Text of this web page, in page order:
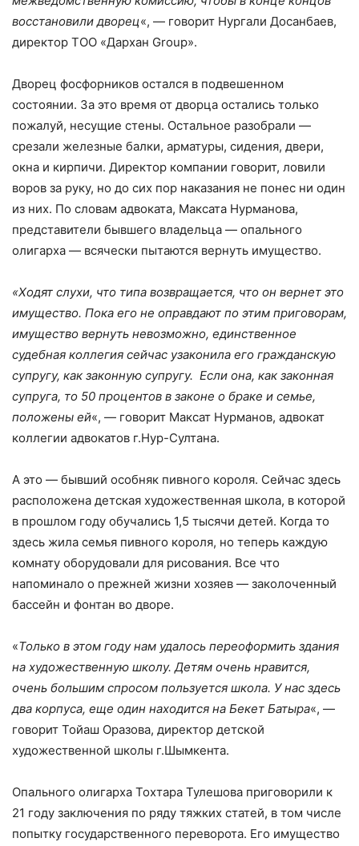
восстановили дворец«, — говорит Нургали Досанбаев,
директор ТОО «Дархан Group».
Дворец фосфорников остался в подвешенном
состоянии. За это время от дворца остались только
пожалуй, несущие стены. Остальное разобрали —
срезали железные балки, арматуры, сидения, двери,
окна и кирпичи. Директор компании говорит, ловили
воров за руку, но до сих пор наказания не понес ни один
из них. По словам адвоката, Максата Нурманова,
представители бывшего владельца — опального
олигарха — всячески пытаются вернуть имущество.
«Ходят слухи, что типа возвращается, что он вернет это
имущество. Пока его не оправдают по этим приговорам,
имущество вернуть невозможно, единственное
судебная коллегия сейчас узаконила его гражданскую
супругу, как законную супругу. Если она, как законная
супруга, то 50 процентов в законе о браке и семье,
положены ей«, — говорит Максат Нурманов, адвокат
коллегии адвокатов г.Нур-Султана.
А это — бывший особняк пивного короля. Сейчас здесь
расположена детская художественная школа, в которой
в прошлом году обучались 1,5 тысячи детей. Когда то
здесь жила семья пивного короля, но теперь каждую
комнату оборудовали для рисования. Все что
напоминало о прежней жизни хозяев — заколоченный
бассейн и фонтан во дворе.
«Только в этом году нам удалось переоформить здания
на художественную школу. Детям очень нравится,
очень большим спросом пользуется школа. У нас здесь
два корпуса, еще один находится на Бекет Батыра«, —
говорит Тойаш Оразова, директор детской
художественной школы г.Шымкента.
Опального олигарха Тохтара Тулешова приговорили к
21 году заключения по ряду тяжких статей, в том числе
попытку государственного переворота. Его имущество